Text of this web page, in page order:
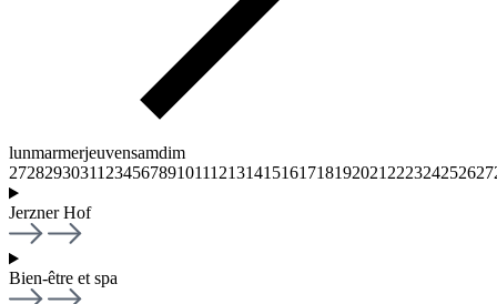
lunmarmerjeuvensamdim
27282930311 23456789101112131415161718192021 222324252627
Jerzner Hof
Bien-être et spa